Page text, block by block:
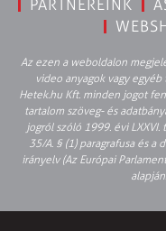
PARTNEREINK
Az ezen a weboldalon
video anyagok vagy
Hetek.hu Kft. minden jogot
tartalom szöveg- és
jogról szóló 1999. évi
35/A. § (1) paragrafusa és
irányelv (Az Európai